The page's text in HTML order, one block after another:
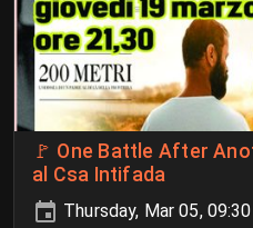
🚩 One Battle After
al Csa Intifada
Thursday, Mar 05,